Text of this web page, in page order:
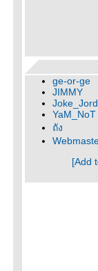
ge-or-ge
JIMMY
YaM_NoT
ถัง
[Add